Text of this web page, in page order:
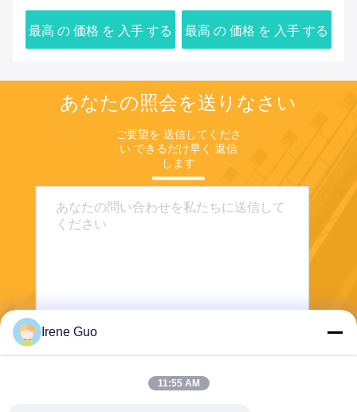
メートルの
最高 の 価格 を 入手 する
長いブーム
最高 の 価格 を 入手 する
あなたの照会を送りなさい
ご要望を 送信してくださ
い できるだけ早く 返信
します
Irene Guo
11:55 AM